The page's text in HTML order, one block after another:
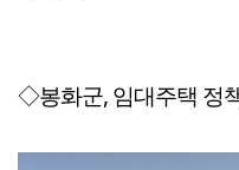
◇봉화군, 임대주택 정